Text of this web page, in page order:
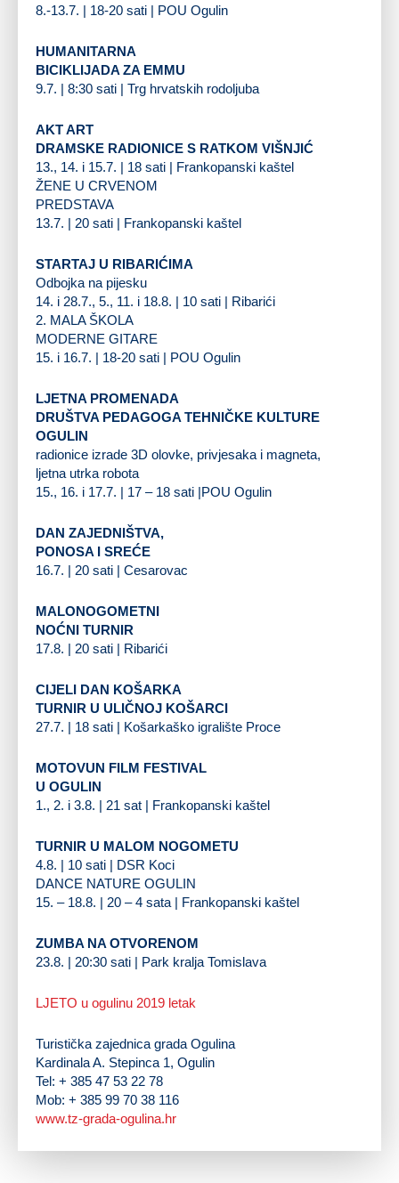
8.-13.7. | 18-20 sati | POU Ogulin
HUMANITARNA
BICIKLIJADA ZA EMMU
9.7. | 8:30 sati | Trg hrvatskih rodoljuba
AKT ART
DRAMSKE RADIONICE S RATKOM VIŠNJIĆ
13., 14. i 15.7. | 18 sati | Frankopanski kaštel
ŽENE U CRVENOM
PREDSTAVA
13.7. | 20 sati | Frankopanski kaštel
STARTAJ U RIBARIĆIMA
Odbojka na pijesku
14. i 28.7., 5., 11. i 18.8. | 10 sati | Ribarići
2. MALA ŠKOLA
MODERNE GITARE
15. i 16.7. | 18-20 sati | POU Ogulin
LJETNA PROMENADA
DRUŠTVA PEDAGOGA TEHNIČKE KULTURE
OGULIN
radionice izrade 3D olovke, privjesaka i magneta,
ljetna utrka robota
15., 16. i 17.7. | 17 – 18 sati |POU Ogulin
DAN ZAJEDNIŠTVA,
PONOSA I SREĆE
16.7. | 20 sati | Cesarovac
MALONOGOMETNI
NOĆNI TURNIR
17.8. | 20 sati | Ribarići
CIJELI DAN KOŠARKA
TURNIR U ULIČNOJ KOŠARCI
27.7. | 18 sati | Košarkaško igralište Proce
MOTOVUN FILM FESTIVAL
U OGULIN
1., 2. i 3.8. | 21 sat | Frankopanski kaštel
TURNIR U MALOM NOGOMETU
4.8. | 10 sati | DSR Koci
DANCE NATURE OGULIN
15. – 18.8. | 20 – 4 sata | Frankopanski kaštel
ZUMBA NA OTVORENOM
23.8. | 20:30 sati | Park kralja Tomislava
LJETO u ogulinu 2019 letak
Turistička zajednica grada Ogulina
Kardinala A. Stepinca 1, Ogulin
Tel: + 385 47 53 22 78
Mob: + 385 99 70 38 116
www.tz-grada-ogulina.hr